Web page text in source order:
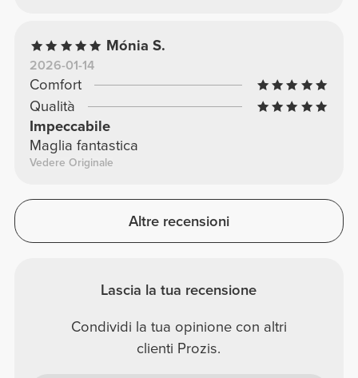
Mónia S.
2026-01-14
Comfort
Qualità
Impeccabile
Maglia fantastica
Vedere Originale
Altre recensioni
Lascia la tua recensione
Condividi la tua opinione con altri
clienti Prozis.